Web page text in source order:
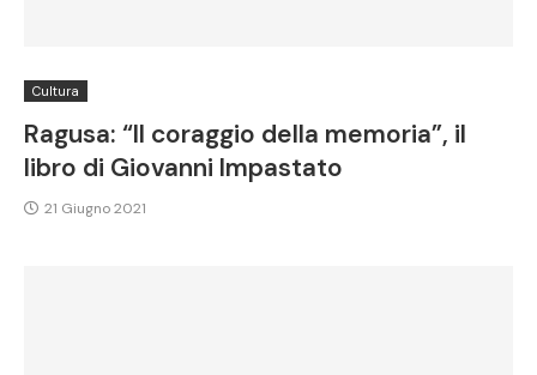
Cultura
Ragusa: “Il coraggio della memoria”, il
libro di Giovanni Impastato
21 Giugno 2021